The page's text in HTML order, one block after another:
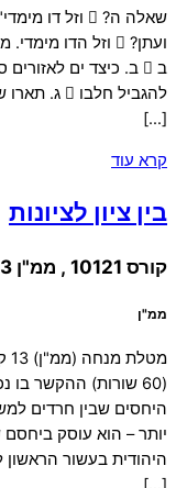
[…]
קרא עוד
בין ציון לציונות
קורס 10121 , ממ"ן 13 , ציון 92
ממ"ן
(60 שורות) ההקשר
היחסים שבין חרדים
יותר – הוא עוסק
היהודית בעשור